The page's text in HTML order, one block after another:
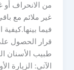
من الانحراف أو
غير ملائم مع
فيما
قرار الحصول
طبيب الأسنان
الآتي: الزيارة